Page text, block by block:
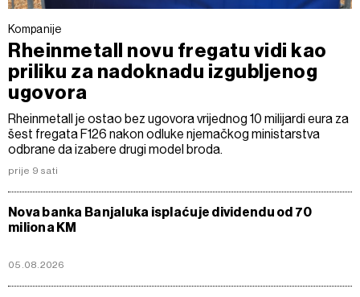
Kompanije
Rheinmetall novu fregatu vidi kao
priliku za nadoknadu izgubljenog
ugovora
Rheinmetall je ostao bez ugovora vrijednog 10 milijardi eura za
šest fregata F126 nakon odluke njemačkog ministarstva
odbrane da izabere drugi model broda.
prije 9 sati
Nova banka Banjaluka isplaćuje dividendu od 70
miliona KM
05.08.2026